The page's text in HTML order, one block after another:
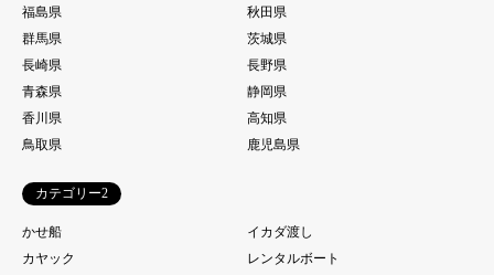
福島県
秋田県
群馬県
茨城県
長崎県
長野県
青森県
静岡県
香川県
高知県
鳥取県
鹿児島県
カテゴリー2
かせ船
イカダ渡し
カヤック
レンタルボート